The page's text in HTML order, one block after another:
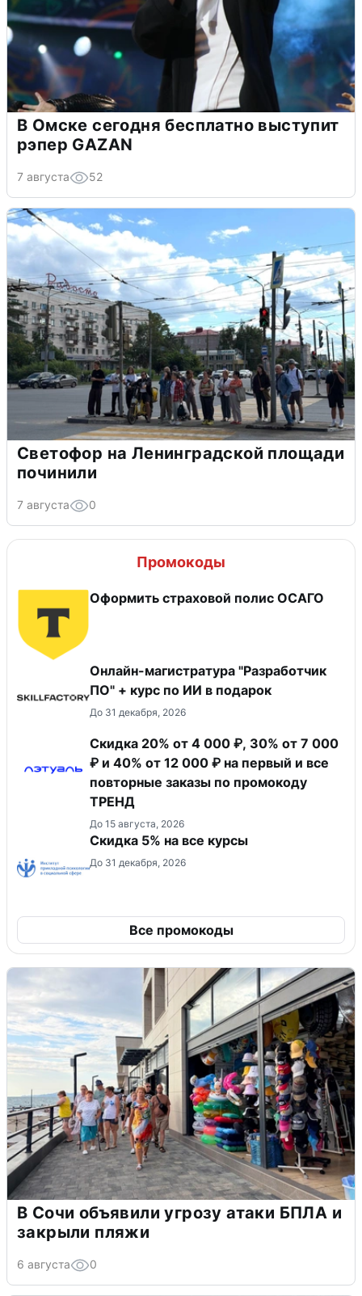
В Омске сегодня бесплатно выступит
рэпер GAZAN
7 августа 52
Светофор на Ленинградской площади
починили
7 августа 0
Промокоды
Оформить страховой полис ОСАГО
Онлайн-магистратура "Разработчик
ПО" + курс по ИИ в подарок
До 31 декабря, 2026
Скидка 20% от 4 000 ₽, 30% от 7 000
₽ и 40% от 12 000 ₽ на первый и все
повторные заказы по промокоду
ТРЕНД
До 15 августа, 2026
Скидка 5% на все курсы
До 31 декабря, 2026
Все промокоды
В Сочи объявили угрозу атаки БПЛА и
закрыли пляжи
6 августа 0